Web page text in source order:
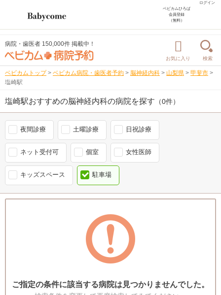
ログイン
ベビカムひろば
会員登録
（無料）
病院・歯医者 150,000件 掲載中！
お気に入り 検索
ベビカムトップ > ベビカム病院・歯医者予約 > 脳神経内科 > 山梨県 > 甲斐市 >
塩崎駅
塩崎駅おすすめの脳神経内科の病院を探す （0件）
夜間診療 土曜診療 日祝診療
ネット受付可 個室 女性医師
キッズスペース 駐車場
ご指定の条件に該当する病院は見つかりませんでした。